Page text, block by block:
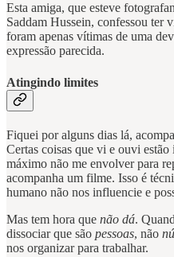
Esta amiga, que esteve
Saddam Hussein, confessou ter
foram apenas vítimas de uma
expressão parecida.
Atingindo limites
Fiquei por alguns dias lá,
Certas coisas que vi e ouvi
máximo não me envolver para
acompanha um filme. Isso é
humano não nos influencie e
Mas tem hora que não dá.
dissociar que são pessoas, não
nos organizar para trabalhar.